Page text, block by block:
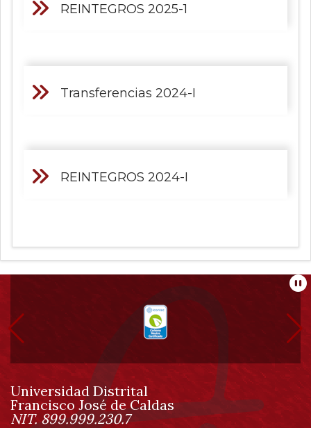
REINTEGROS 2025-1
Transferencias 2024-I
REINTEGROS 2024-I
Información
pie
de
página
Información
Universidad Distrital
Francisco José de Caldas
NIT. 899.999.230.7